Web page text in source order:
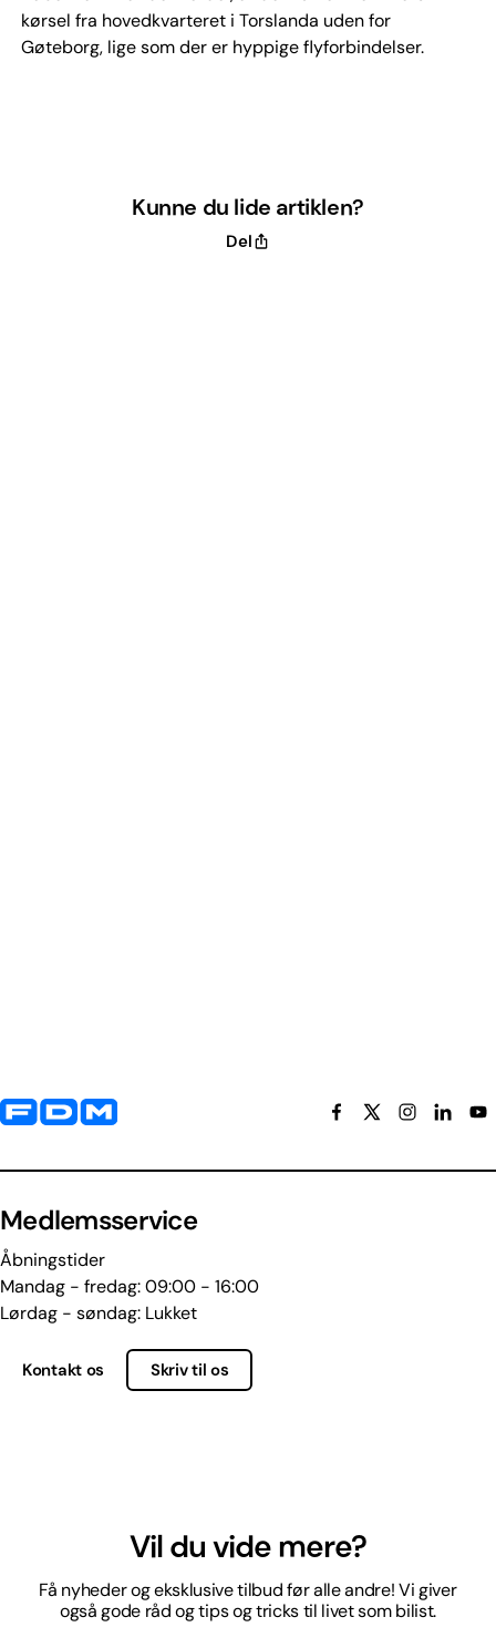
kørsel fra hovedkvarteret i Torslanda uden for
Gøteborg, lige som der er hyppige flyforbindelser.
Kunne du lide artiklen?
Del
Yderligere information og kontaktoplysninger
Medlemsservice
Åbningstider
Mandag - fredag: 09:00 - 16:00
Lørdag - søndag: Lukket
Kontakt os Skriv til os
Vil du vide mere?
Få nyheder og eksklusive tilbud før alle andre! Vi giver
også gode råd og tips og tricks til livet som bilist.